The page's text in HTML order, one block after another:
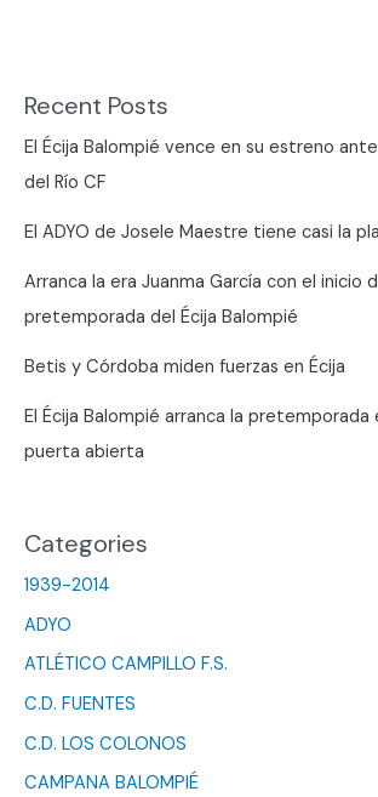
Recent Posts
El Écija Balompié vence en su estreno
del Río CF
El ADYO de Josele Maestre tiene casi la
Arranca la era Juanma García con el inicio
pretemporada del Écija Balompié
Betis y Córdoba miden fuerzas en Écija
El Écija Balompié arranca la pretemporada
puerta abierta
Categories
1939-2014
ADYO
ATLÉTICO CAMPILLO F.S.
C.D. FUENTES
C.D. LOS COLONOS
CAMPANA BALOMPIÉ